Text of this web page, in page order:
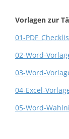
Vorlagen zur
01-
02-Word-
03-Word-
04-Excel-
05-Word-